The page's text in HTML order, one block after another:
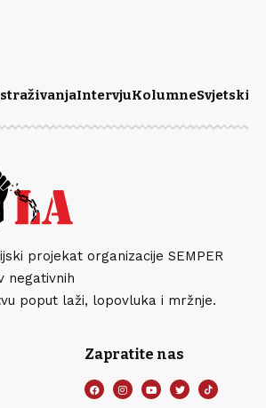
IntervjuKolumneSvjetski
projekat organizacije SEMPER
negativnih
poput laži, lopovluka i mržnje.
Zapratite nas